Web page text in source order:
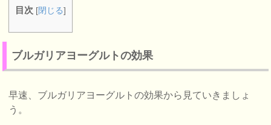
目次 [閉じる]
ブルガリアヨーグルトの効果
早速、ブルガリアヨーグルトの効果から見ていきましょ
う。